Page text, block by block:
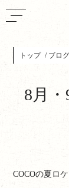
トップ ブログ
8月
COCOの夏ロ